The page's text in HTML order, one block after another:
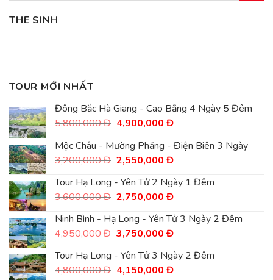
THE SINH
TOUR MỚI NHẤT
Đông Bắc Hà Giang - Cao Bằng 4 Ngày 5 Đêm
5,800,000Đ Giá
là:
5,800,000
Đ.
4,900,000ĐGiá
tại
là:
4,900,000
Đ.
Mộc Châu - Mường Phăng - Điện Biên 3 Ngày
3,200,000Đ Giá
là:
3,200,000
Đ.
2,550,000ĐGiá
tại
là:
Đ.
Tour Hạ Long - Yên Tử 2 Ngày 1 Đêm
3,600,000Đ Giá
là:
3,600,000
Đ.
2,750,000ĐGiá
tại
là:
Đ.
Ninh Bình - Hạ Long - Yên Tử 3 Ngày 2 Đêm
4,950,000Đ Giá
là:
4,950,000
Đ.
3,750,000ĐGiá
tại
là:
Tour Hạ Long - Yên Tử 3 Ngày 2 Đêm
4,800,000Đ Giá
4,150,000ĐGiá